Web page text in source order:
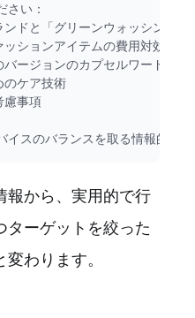
さい：
ドと「グリーンウォッシング」
ションアイテムの費用対効果分
ージョンのカプセルワードロー
ケア技術
慮事項
報から、実用的で行
ターゲットを絞った
わります。